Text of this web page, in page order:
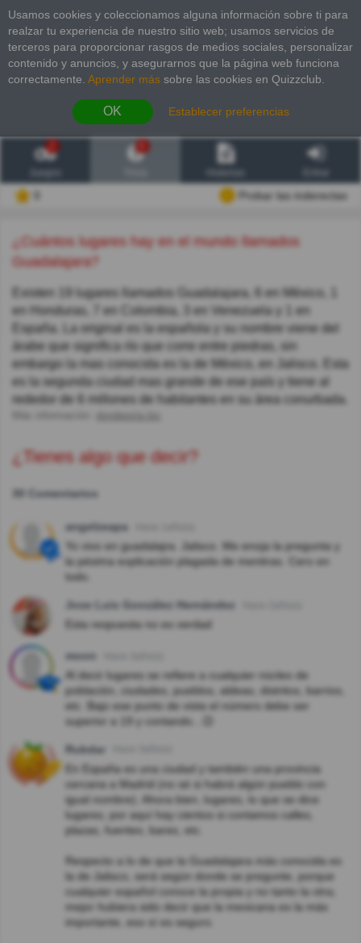
Usamos cookies y coleccionamos alguna información sobre ti para
realzar tu experiencia de nuestro sitio web; usamos servicios de
terceros para proporcionar rasgos de medios sociales, personalizar
contenido y anuncios, y asegurarnos que la página web funciona
correctamente. Aprender más sobre las cookies en Quizzclub.
OK Establecer preferencias
2
Probar las inderectas
¿Cuántos lugares hay en el mundo llamados
Guadalajara?
Existen 19 lugares llamados Guadalajara, 6 en México, 1
en Honduras, 7 en Colombia, 3 en Venezuela y 1 en
España. La original es la española y su nombre viene del
árabe que significa río que corre entre piedras, sin
embargo la mas conocida es la de México, en Jalisco. Esta
es la segunda ciudad mas grande de ese país y tiene al
rededor de 6 millones de habitantes en su área conurbada.
dondeesta.biz
¿Tienes algo que decir?
30 Comentarios
angelzeapa
Yo vivo en guadalajra. Jalisco. Me enoja la pregunta y
la pésima explicación plagada de mentiras. Cero en
todo.
Jose Luis González Hernández
Esta respuesta no es verdad
moon
Al decir lugares se refiere a cualquier núcleo de
población, ciudades, pueblos, aldeas, distritos, barrios,
etc. Bajo ese punto de vista el número debe ser
superior a 19 y contando...😕
Rubdar
En España es una ciudad y también una provincia
cercana a Madrid (no sé si habrá algún pueblo con
igual nombre). Ahora bien, lugares, lo que se dice
lugares, por aquí hay cientos si contamos calles,
plazas, fuentes, bares, etc.
Respecto a lo de que la Guadalajara más conocida es
la de Jalisco, será según donde se pregunte, porque
cualquier español conoce la propia y no tanto la otra;
mejor hubiera sido decir que la mexicana es la más
importante, eso sí es seguro.